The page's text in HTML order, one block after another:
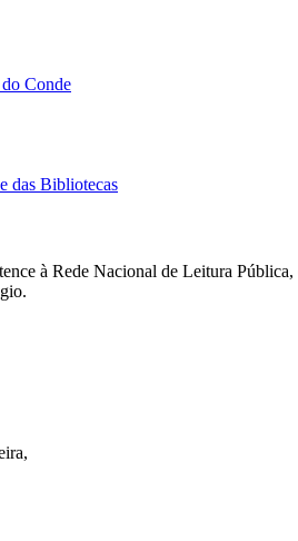
Conde
das Bibliotecas
à Rede Nacional de Leitura